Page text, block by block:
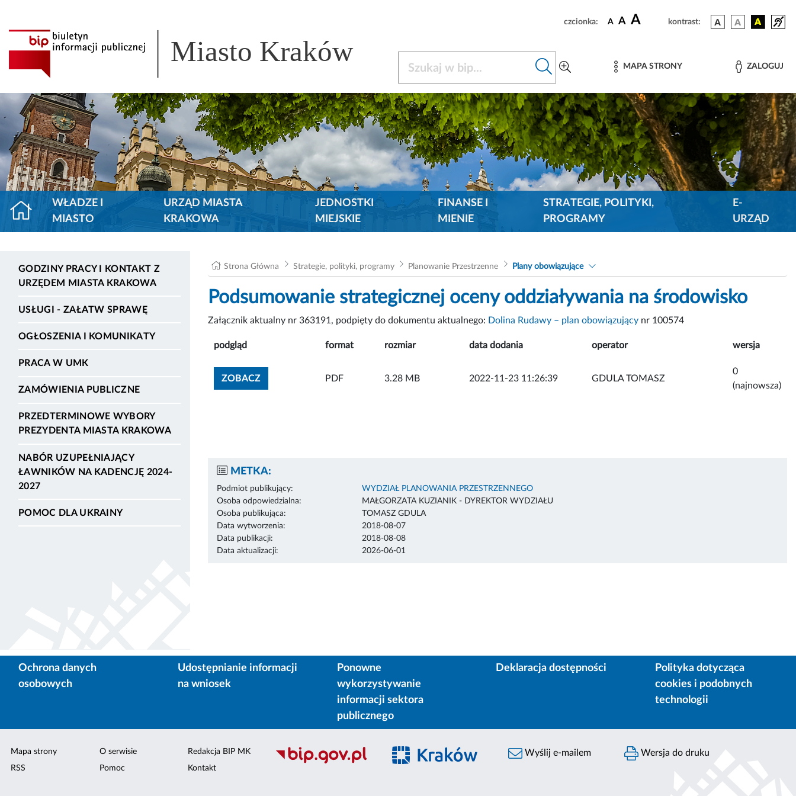
czcionka: A A A kontrast:
Miasto Kraków MAPA STRONY ZALOGUJ
WŁADZE I
MIASTO
URZĄD MIASTA
KRAKOWA
JEDNOSTKI
MIEJSKIE
FINANSE I
MIENIE
STRATEGIE, POLITYKI,
PROGRAMY
E-
URZĄD
GODZINY PRACY I KONTAKT Z
URZĘDEM MIASTA KRAKOWA
USŁUGI - ZAŁATW SPRAWĘ
OGŁOSZENIA I KOMUNIKATY
PRACA W UMK
ZAMÓWIENIA PUBLICZNE
PRZEDTERMINOWE WYBORY
PREZYDENTA MIASTA KRAKOWA
NABÓR UZUPEŁNIAJĄCY
ŁAWNIKÓW NA KADENCJĘ 2024-
2027
POMOC DLA UKRAINY
Strona Główna Strategie, polityki, programy Planowanie Przestrzenne Plany obowiązujące
Podsumowanie strategicznej oceny oddziaływania na środowisko
Załącznik aktualny nr 363191, podpięty do dokumentu aktualnego: Dolina Rudawy – plan obowiązujący nr 100574
podgląd format rozmiar data dodania operator wersja
ZOBACZZOBACZ ZAŁĄCZNIK
PDF 3.28 MB 2022-11-23 11:26:39 GDULA TOMASZ
0
(najnowsza)
METKA:
Podmiot publikujący:
WYDZIAŁ PLANOWANIA PRZESTRZENNEGO
Osoba odpowiedzialna:
MAŁGORZATA KUZIANIK - DYREKTOR WYDZIAŁU
Osoba publikująca:
TOMASZ GDULA
Data wytworzenia:
2018-08-07
Data publikacji:
2018-08-08
Data aktualizacji:
2026-06-01
Ochrona danych
osobowych
Udostępnianie informacji
na wniosek
Ponowne
wykorzystywanie
informacji sektora
publicznego
Deklaracja dostępności
Polityka dotycząca
cookies i podobnych
technologii
Mapa strony
RSS
O serwisie
Pomoc
Redakcja BIP MK
Kontakt
Wyślij e-mailem Wersja do druku